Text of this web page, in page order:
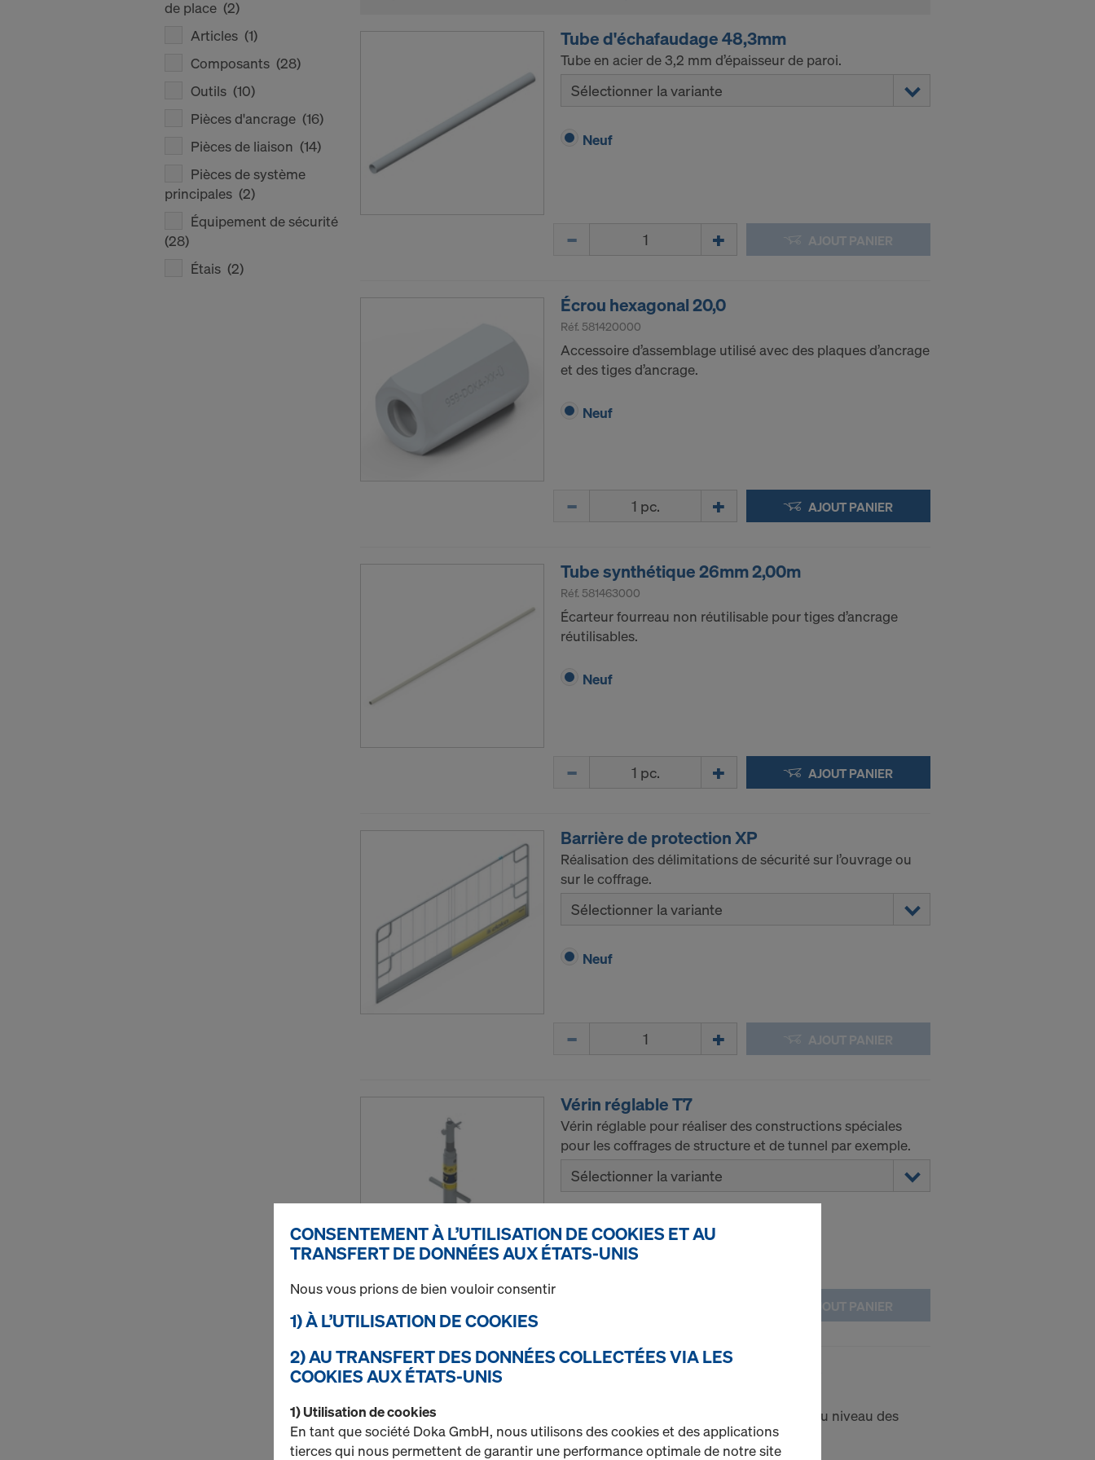
de place (2)
Articles (1)
Composants (28)
Outils (10)
Pièces d'ancrage (16)
Pièces de liaison (14)
Pièces de système
principales (2)
Équipement de sécurité
(28)
Étais (2)
Tube d'échafaudage 48,3mm
Tube en acier de 3,2 mm d’épaisseur de paroi.
Sélectionner la variante
Neuf
AJOUT PANIER
Écrou hexagonal 20,0
Réf. 581420000
Accessoire d’assemblage utilisé avec des plaques d’ancrage
et des tiges d’ancrage.
Neuf
AJOUT PANIER
Tube synthétique 26mm 2,00m
Réf. 581463000
Écarteur fourreau non réutilisable pour tiges d’ancrage
réutilisables.
Neuf
AJOUT PANIER
Barrière de protection XP
Réalisation des délimitations de sécurité sur l’ouvrage ou
sur le coffrage.
Sélectionner la variante
Neuf
AJOUT PANIER
Vérin réglable T7
Vérin réglable pour réaliser des constructions spéciales
pour les coffrages de structure et de tunnel par exemple.
Sélectionner la variante
Neuf
Quantité AJOUT PANIER
Montant de garde-corps à pince S
Réalisation des délimitations de sécurité au niveau des
zones à risque de chute.
CONSENTEMENT À L’UTILISATION DE COOKIES ET AU
TRANSFERT DE DONNÉES AUX ÉTATS-UNIS
Nous vous prions de bien vouloir consentir
1) À L’UTILISATION DE COOKIES
2) AU TRANSFERT DES DONNÉES COLLECTÉES VIA LES
COOKIES AUX ÉTATS-UNIS
1) Utilisation de cookies
En tant que société Doka GmbH, nous utilisons des cookies et des applications
tierces qui nous permettent de garantir une performance optimale de notre site